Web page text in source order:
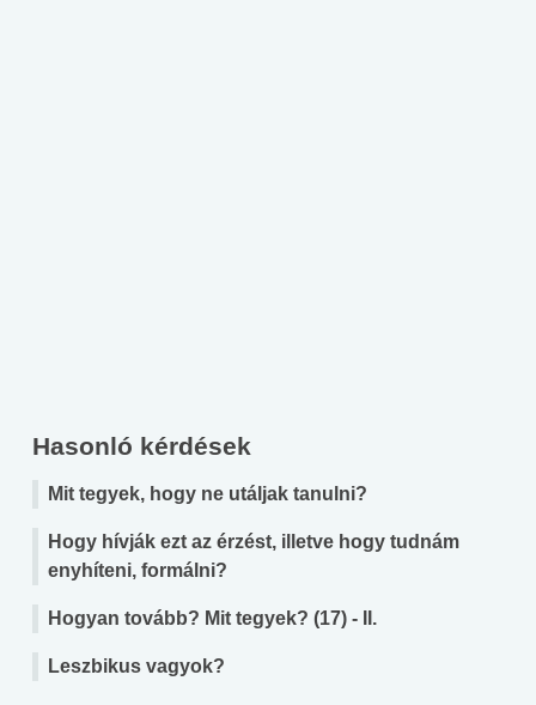
Hasonló kérdések
Mit tegyek, hogy ne utáljak tanulni?
Hogy hívják ezt az érzést, illetve hogy tudnám
enyhíteni, formálni?
Hogyan tovább? Mit tegyek? (17) - II.
Leszbikus vagyok?